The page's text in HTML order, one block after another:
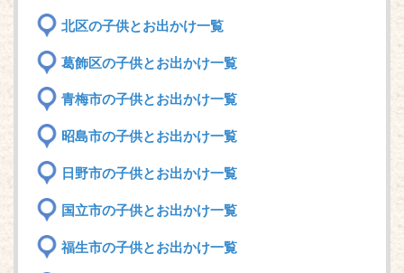
北区の子供とお出かけ一覧
葛飾区の子供とお出かけ一覧
青梅市の子供とお出かけ一覧
昭島市の子供とお出かけ一覧
日野市の子供とお出かけ一覧
国立市の子供とお出かけ一覧
福生市の子供とお出かけ一覧